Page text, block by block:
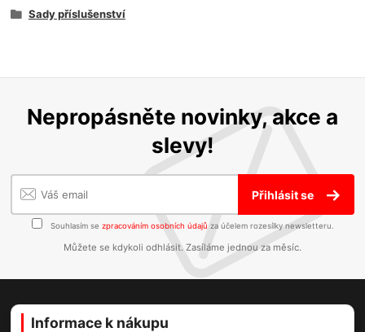
Sady příslušenství
Nepropásněte novinky, akce a
slevy!
Přihlásit se
Souhlasím se zpracováním osobních údajů za účelem rozesílky newsletteru.
Můžete se kdykoli odhlásit. Zasíláme jednou za měsíc.
Informace k nákupu